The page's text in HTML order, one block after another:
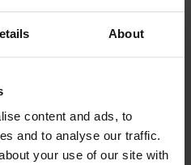
About
content and ads, to
and to analyse our traffic.
your use of our site with
33cm 35cm 37cm
LHKS22SPC005177X00
Local Heroes
Greenpoint S.A., ul. Domagały 3, 30-
w ciągu 14 dni od otrzymania